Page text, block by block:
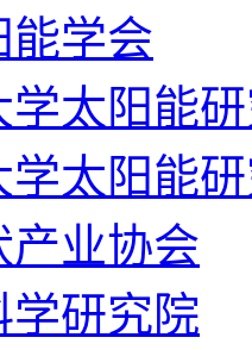
能学会
学太阳能
学太阳能
产业协会
学研究院